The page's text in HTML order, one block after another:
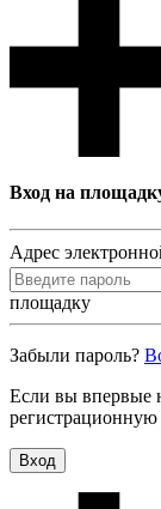
Вход на
Адрес
площадку
Забыли пароль?
Если вы впервые
Вход